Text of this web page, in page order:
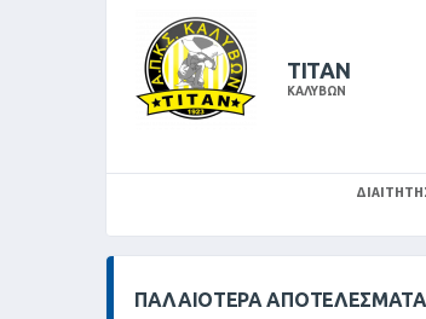
ΤΙΤΑΝ
ΚΑΛΥΒΩΝ
ΠΑΛΑΙΌΤΕΡΑ ΑΠΟΤΕΛΈΣΜΑΤΑ